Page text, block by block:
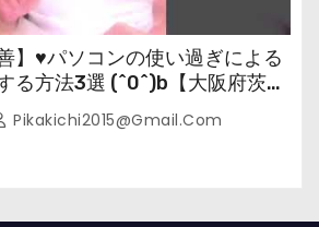
】♥パソコンの使い過ぎによる
る方法3選 (^0^)b【大阪府茨木
灸・整体師が教えます。】
Pikakichi2015@gmail.com